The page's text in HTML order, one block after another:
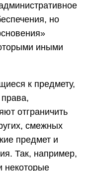
но
иными
к предмету,
отграничить
смежных
предмет и
Так, например,
некоторые